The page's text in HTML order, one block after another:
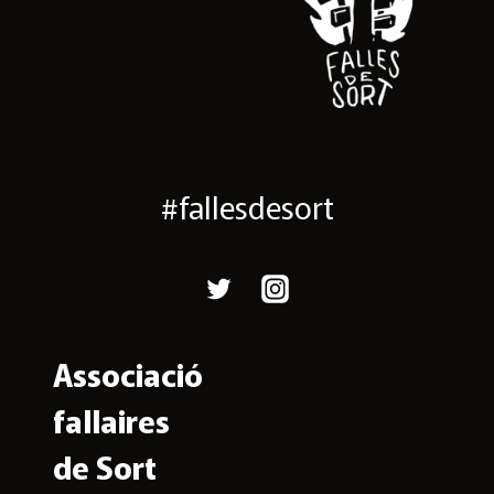
#fallesdesort
Associació
fallaires
de Sort